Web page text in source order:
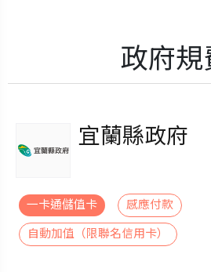
政府規
宜蘭縣政府
一卡通儲值卡 感應付款
自動加值（限聯名信用卡）